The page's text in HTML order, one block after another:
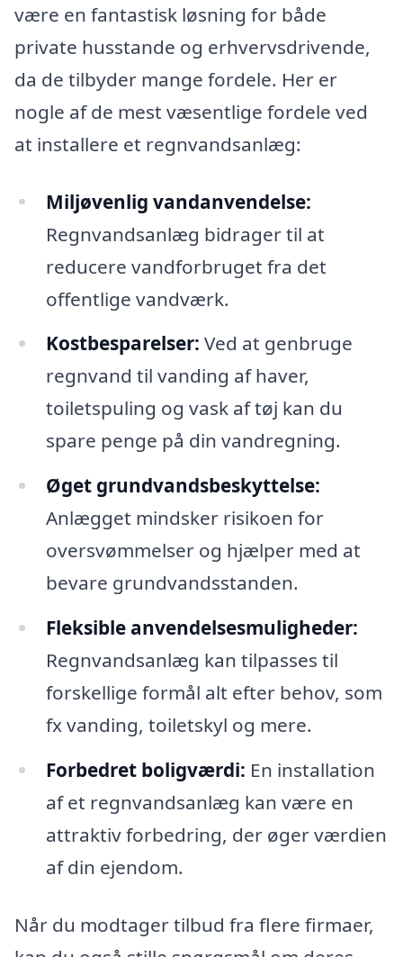
være en fantastisk løsning for både
private husstande og erhvervsdrivende,
da de tilbyder mange fordele. Her er
nogle af de mest væsentlige fordele ved
at installere et regnvandsanlæg:
Miljøvenlig vandanvendelse:
Regnvandsanlæg bidrager til at
reducere vandforbruget fra det
offentlige vandværk.
Kostbesparelser: Ved at genbruge
regnvand til vanding af haver,
toiletspuling og vask af tøj kan du
spare penge på din vandregning.
Øget grundvandsbeskyttelse:
Anlægget mindsker risikoen for
oversvømmelser og hjælper med at
bevare grundvandsstanden.
Fleksible anvendelsesmuligheder:
Regnvandsanlæg kan tilpasses til
forskellige formål alt efter behov, som
fx vanding, toiletskyl og mere.
Forbedret boligværdi: En installation
af et regnvandsanlæg kan være en
attraktiv forbedring, der øger værdien
af din ejendom.
Når du modtager tilbud fra flere firmaer,